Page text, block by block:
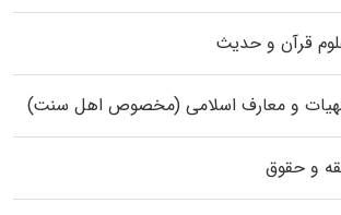
قرآن و حدیث
و معارف اسلامی (مخصوص اهل سنت)
و حقوق